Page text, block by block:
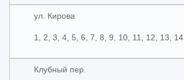
ул. Кирова
1, 2, 3, 4, 5, 6, 7, 8, 9, 10, 11, 12, 13, 14
Клубный пер.